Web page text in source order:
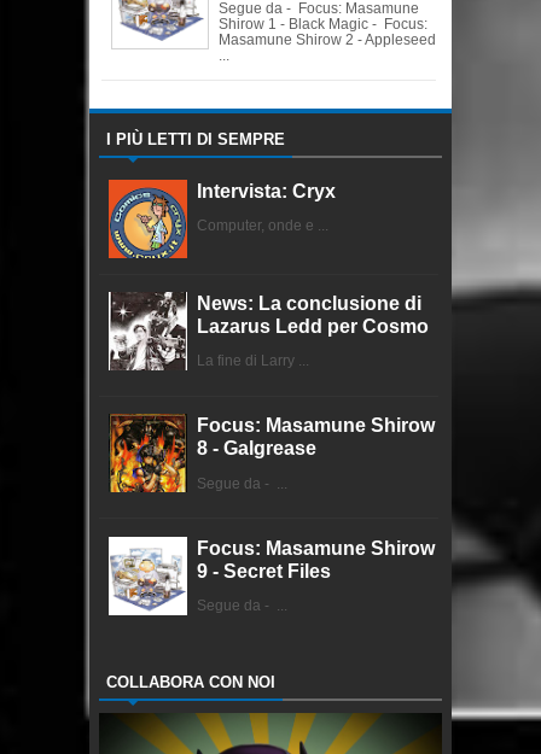
Segue da - Focus: Masamune
Shirow 1 - Black Magic - Focus:
Masamune Shirow 2 - Appleseed
I PIÙ LETTI DI SEMPRE
Intervista: Cryx
Computer, onde e ...
News: La conclusione di
Lazarus Ledd per Cosmo
La fine di Larry ...
Focus: Masamune Shirow
8 - Galgrease
Segue da - ...
Focus: Masamune Shirow
9 - Secret Files
Segue da - ...
COLLABORA CON NOI